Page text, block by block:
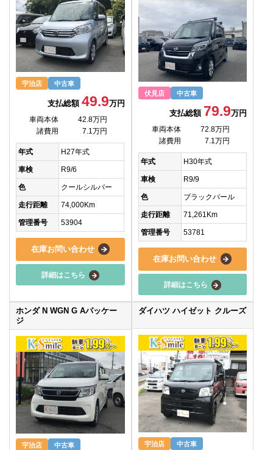
宇治店 中古車
支払総額 49.9万円
車両本体
42.8万円
諸費用
7.1万円
年式 H27年式
車検 R9/6
色 クールシルバー
走行距離 74,000Km
管理番号 53904
在庫お問い合わせ
詳細はこちら
伏見店 中古車
支払総額 79.9万円
車両本体
72.8万円
諸費用
7.1万円
年式 H30年式
車検 R9/9
色 ブラックパール
走行距離 71,261Km
管理番号 53781
在庫お問い合わせ
詳細はこちら
ホンダ N WGN G Aパッケー
ジ
宇治店 中古車
ダイハツ ハイゼット クルーズ
宇治店 中古車